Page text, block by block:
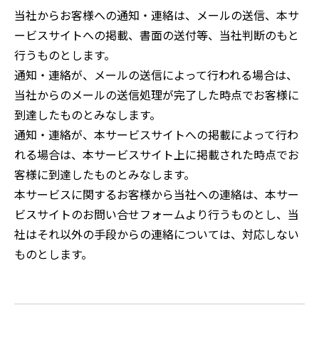
当社からお客様への通知・連絡は、メールの送信、本サ
ービスサイトへの掲載、書面の送付等、当社判断のもと
行うものとします。
通知・連絡が、メールの送信によって行われる場合は、
当社からのメールの送信処理が完了した時点でお客様に
到達したものとみなします。
通知・連絡が、本サービスサイトへの掲載によって行わ
れる場合は、本サービスサイト上に掲載された時点でお
客様に到達したものとみなします。
本サービスに関するお客様から当社への連絡は、本サー
ビスサイトのお問い合せフォームより行うものとし、当
社はそれ以外の手段からの連絡については、対応しない
ものとします。